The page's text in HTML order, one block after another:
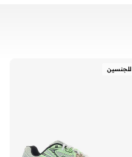
للجنسين